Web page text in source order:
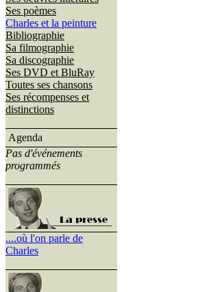
Ses poèmes
Charles et la peinture
Bibliographie
Sa filmographie
Sa discographie
Ses DVD et BluRay
Toutes ses chansons
Ses récompenses et
distinctions
Agenda
Pas d'événements
programmés
....où l'on parle de
Charles